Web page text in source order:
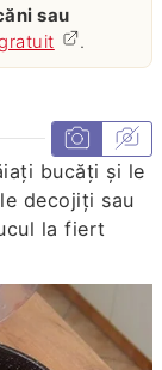
.
bucăți și le
decojiți sau
la fiert